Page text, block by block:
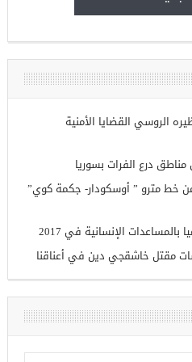
للسوريين في
الروسي القضايا الأمنية
خط مترو ” أوسكودار- جكمة كوي”
بالمساعدات الإنسانية في 2017